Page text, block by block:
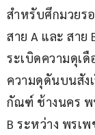
สำหรับศึกมวยร
สาย A และ สา
ระเบิดความดุเ
ความดุดันบนสัง
กัณฑ์ ช้างนคร พ
B ระหว่าง พรเ